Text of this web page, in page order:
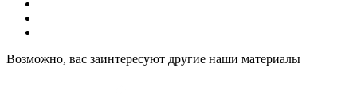
Возможно, вас заинтересуют другие наши материалы